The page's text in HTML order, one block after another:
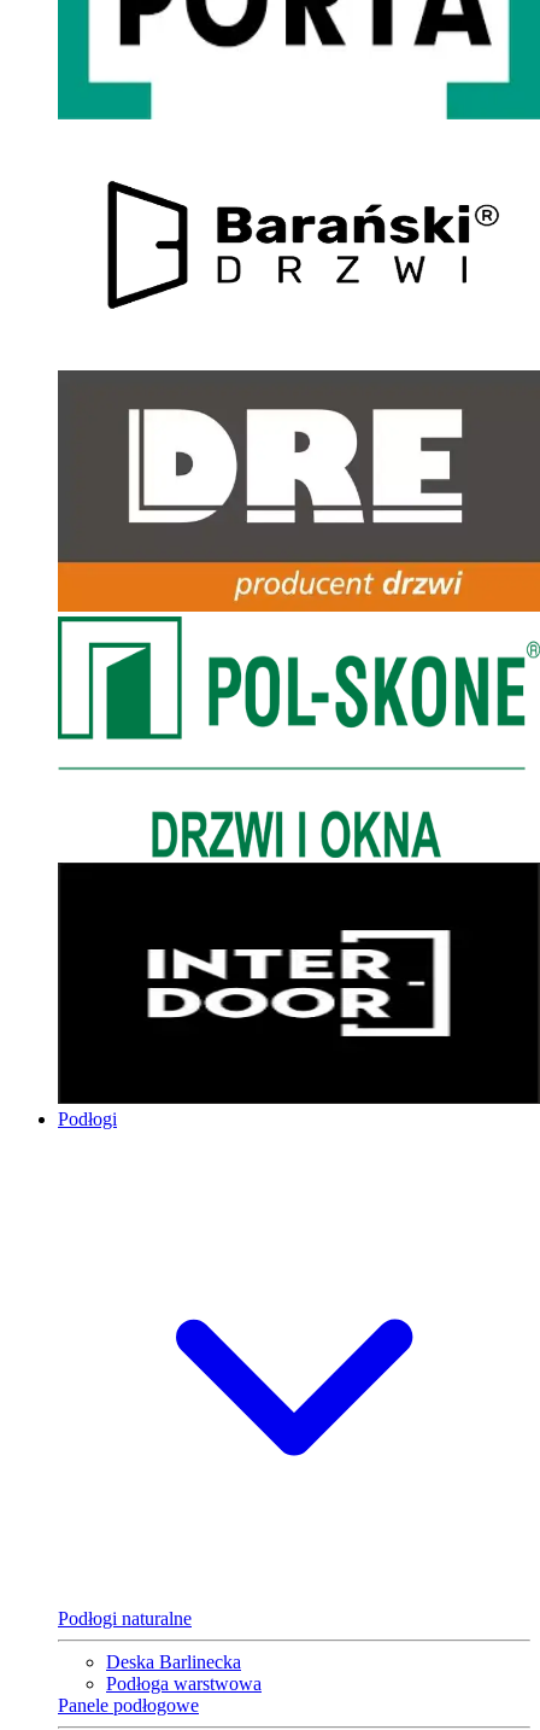
Podłogi
Podłogi naturalne
Deska Barlinecka
Podłoga warstwowa
Panele podłogowe